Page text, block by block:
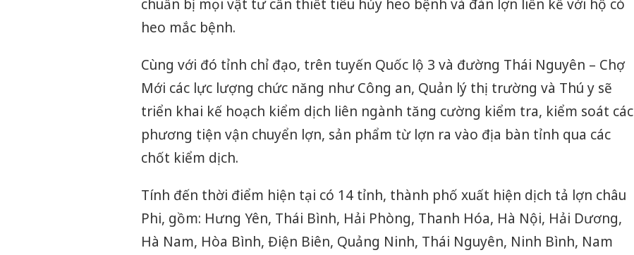
chuẩn bị mọi vật tư cần thiết tiêu hủy heo bệnh và đàn lợn liền kề với hộ có
heo mắc bệnh.
Cùng với đó tỉnh chỉ đạo, trên tuyến Quốc lộ 3 và đường Thái Nguyên – Chợ
Mới các lực lượng chức năng như Công an, Quản lý thị trường và Thú y sẽ
triển khai kế hoạch kiểm dịch liên ngành tăng cường kiểm tra, kiểm soát các
phương tiện vận chuyển lợn, sản phẩm từ lợn ra vào địa bàn tỉnh qua các
chốt kiểm dịch.
Tính đến thời điểm hiện tại có 14 tỉnh, thành phố xuất hiện dịch tả lợn châu
Phi, gồm: Hưng Yên, Thái Bình, Hải Phòng, Thanh Hóa, Hà Nội, Hải Dương,
Hà Nam, Hòa Bình, Điện Biên, Quảng Ninh, Thái Nguyên, Ninh Bình, Nam